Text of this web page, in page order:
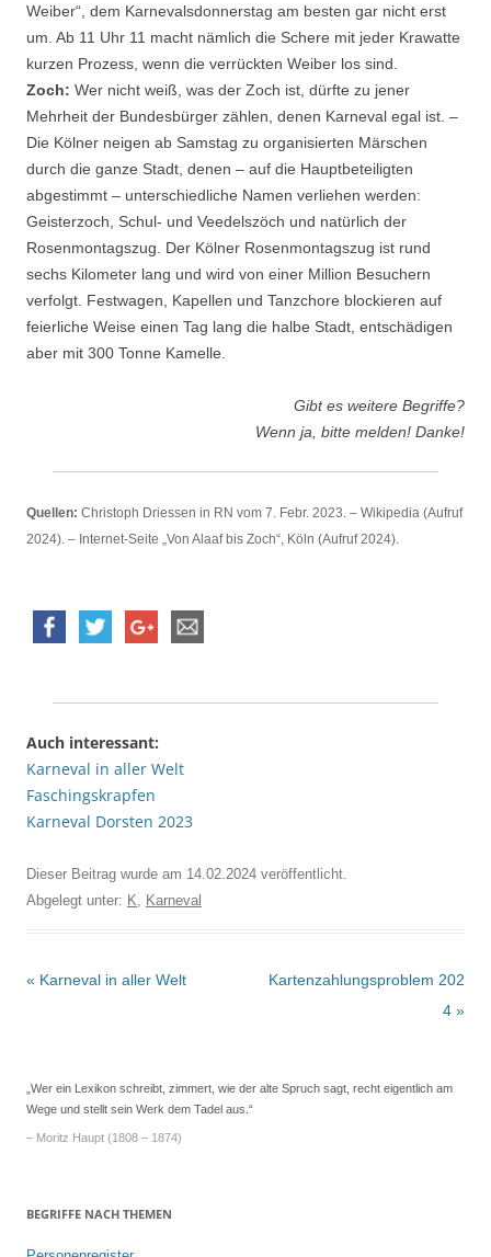
Weiber“, dem Karnevalsdonnerstag am besten gar nicht erst
um. Ab 11 Uhr 11 macht nämlich die Schere mit jeder Krawatte
kurzen Prozess, wenn die verrückten Weiber los sind.
Zoch: Wer nicht weiß, was der Zoch ist, dürfte zu jener
Mehrheit der Bundesbürger zählen, denen Karneval egal ist. –
Die Kölner neigen ab Samstag zu organisierten Märschen
durch die ganze Stadt, denen – auf die Hauptbeteiligten
abgestimmt – unterschiedliche Namen verliehen werden:
Geisterzoch, Schul- und Veedelszöch und natürlich der
Rosenmontagszug. Der Kölner Rosenmontagszug ist rund
sechs Kilometer lang und wird von einer Million Besuchern
verfolgt. Festwagen, Kapellen und Tanzchore blockieren auf
feierliche Weise einen Tag lang die halbe Stadt, entschädigen
aber mit 300 Tonne Kamelle.
Gibt es weitere Begriffe?
Wenn ja, bitte melden! Danke!
Quellen: Christoph Driessen in RN vom 7. Febr. 2023. – Wikipedia (Aufruf
2024). – Internet-Seite „Von Alaaf bis Zoch“, Köln (Aufruf 2024).
Auch interessant:
Karneval in aller Welt
Faschingskrapfen
Karneval Dorsten 2023
Dieser Beitrag wurde am 14.02.2024 veröffentlicht.
Abgelegt unter: K Karneval
Beitrags-
« Karneval in aller Welt
Kartenzahlungsproblem 202
4 »
„Wer ein Lexikon schreibt, zimmert, wie der alte Spruch sagt, recht eigentlich am
Wege und stellt sein Werk dem Tadel aus.“
– Moritz Haupt (1808 – 1874)
BEGRIFFE NACH THEMEN